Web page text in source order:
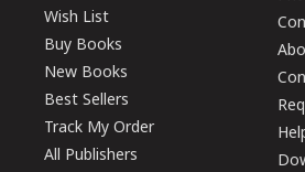
Wish List
Buy Books
New Books
Best Sellers
Track My Order
All Publishers